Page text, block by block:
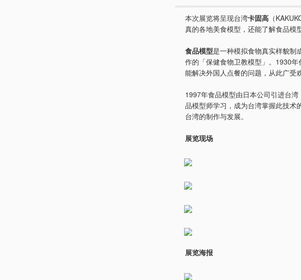
本次展览将呈现台湾卡固高 （
真的各地美食模型，还能了解食品模
食品模型是一种模拟食物真实样貌制
作的「保健食物卫教模型」。1930
能解决外国人点餐的问题，从此广受欢
1997年食品模型由日本公司引进台
品模型师学习，成为台湾掌握此技术
台湾的制作与发展。
展览现场
展览海报